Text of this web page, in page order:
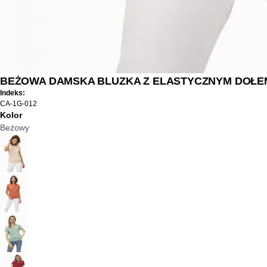
BEŻOWA DAMSKA BLUZKA Z ELASTYCZNYM
Indeks:
CA-1G-012
Kolor
Beżowy